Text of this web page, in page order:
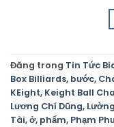
Đăng trong Tin Tức
Box Billiards, bước,
KEight, Keight Ball
Lương Chí Dũng,
Tài,ở, phẩm, Phạm